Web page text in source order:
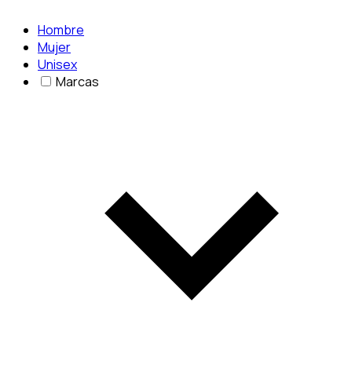
Hombre
Mujer
Unisex
Marcas